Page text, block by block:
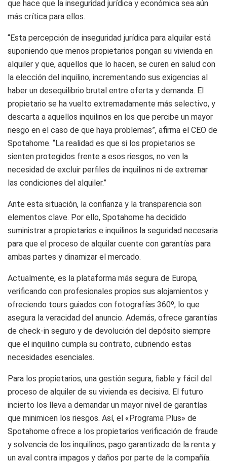
que hace que la inseguridad jurídica y económica sea aún
más crítica para ellos.
“Esta percepción de inseguridad jurídica para alquilar está
suponiendo que menos propietarios pongan su vivienda en
alquiler y que, aquellos que lo hacen, se curen en salud con
la elección del inquilino, incrementando sus exigencias al
haber un desequilibrio brutal entre oferta y demanda. El
propietario se ha vuelto extremadamente más selectivo, y
descarta a aquellos inquilinos en los que percibe un mayor
riesgo en el caso de que haya problemas”, afirma el CEO de
Spotahome. “La realidad es que si los propietarios se
sienten protegidos frente a esos riesgos, no ven la
necesidad de excluir perfiles de inquilinos ni de extremar
las condiciones del alquiler.”
Ante esta situación, la confianza y la transparencia son
elementos clave. Por ello, Spotahome ha decidido
suministrar a propietarios e inquilinos la seguridad necesaria
para que el proceso de alquilar cuente con garantías para
ambas partes y dinamizar el mercado.
Actualmente, es la plataforma más segura de Europa,
verificando con profesionales propios sus alojamientos y
ofreciendo tours guiados con fotografías 360º, lo que
asegura la veracidad del anuncio. Además, ofrece garantías
de check-in seguro y de devolución del depósito siempre
que el inquilino cumpla su contrato, cubriendo estas
necesidades esenciales.
Para los propietarios, una gestión segura, fiable y fácil del
proceso de alquiler de su vivienda es decisiva. El futuro
incierto los lleva a demandar un mayor nivel de garantías
que minimicen los riesgos. Así, el «Programa Plus» de
Spotahome ofrece a los propietarios verificación de fraude
y solvencia de los inquilinos, pago garantizado de la renta y
un aval contra impagos y daños por parte de la compañía.